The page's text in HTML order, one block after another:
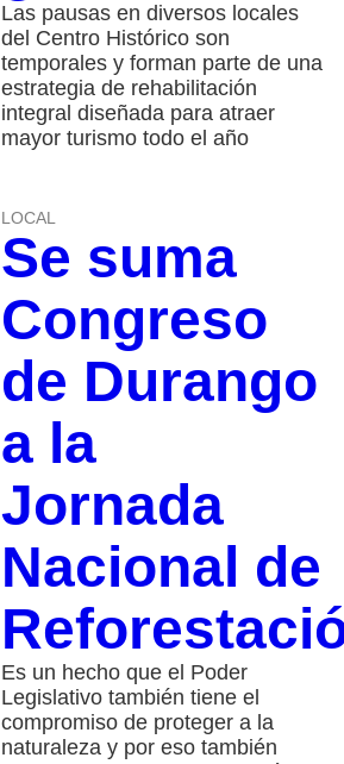
Las pausas en diversos locales
del Centro Histórico son
temporales y forman parte de una
estrategia de rehabilitación
integral diseñada para atraer
mayor turismo todo el año
LOCAL
Se suma
Congreso
de Durango
a la
Jornada
Nacional de
Es un hecho que el Poder
Legislativo también tiene el
compromiso de proteger a la
naturaleza y por eso también